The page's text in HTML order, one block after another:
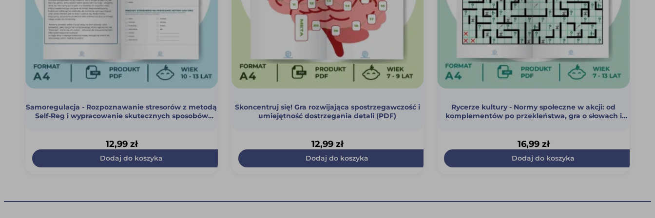
Samoregulacja - Rozpoznawanie stresorów z metodą
Self-Reg i wypracowanie skutecznych sposobów
12,99 zł
Dodaj do koszyka
Skoncentruj się! Gra rozwijająca spostrzegawczość i
umiejętność dostrzegania detali (PDF)
12,99zł
Dodaj do koszyka
Rycerze kultury - Normy społeczne w akcji: od
komplementów po przekleństwa, gra o słowach i
16,99zł
Dodaj do koszyka